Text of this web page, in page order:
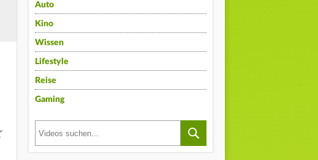
Auto
Kino
Wissen
Lifestyle
Reise
Gaming